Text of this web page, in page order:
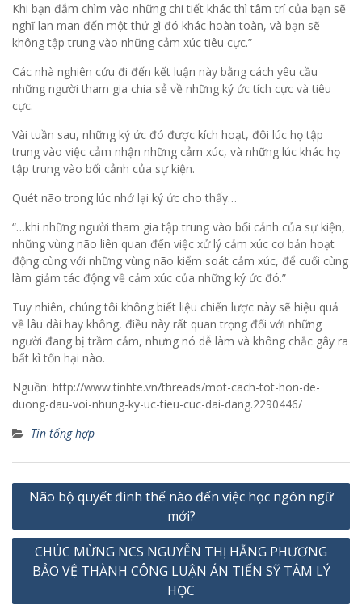
Khi bạn đắm chìm vào những chi tiết khác thì tâm trí của bạn sẽ
nghĩ lan man đến một thứ gì đó khác hoàn toàn, và bạn sẽ
không tập trung vào những cảm xúc tiêu cực.”
Các nhà nghiên cứu đi đến kết luận này bằng cách yêu cầu
những người tham gia chia sẻ về những ký ức tích cực và tiêu
cực.
Vài tuần sau, những ký ức đó được kích hoạt, đôi lúc họ tập
trung vào việc cảm nhận những cảm xúc, và những lúc khác họ
tập trung vào bối cảnh của sự kiện.
Quét não trong lúc nhớ lại ký ức cho thấy…
“…khi những người tham gia tập trung vào bối cảnh của sự kiện,
những vùng não liên quan đến việc xử lý cảm xúc cơ bản hoạt
động cùng với những vùng não kiểm soát cảm xúc, để cuối cùng
làm giảm tác động về cảm xúc của những ký ức đó.”
Tuy nhiên, chúng tôi không biết liệu chiến lược này sẽ hiệu quả
về lâu dài hay không, điều này rất quan trọng đối với những
người đang bị trầm cảm, nhưng nó dễ làm và không chắc gây ra
bất kì tổn hại nào.
Nguồn: http://www.tinhte.vn/threads/mot-cach-tot-hon-de-
duong-dau-voi-nhung-ky-uc-tieu-cuc-dai-dang.2290446/
Tin tổng hợp
Điều
bài
viết
Não bộ quyết đinh thế nào đến việc học ngôn ngữ
mới?
CHÚC MỪNG NCS NGUYỄN THỊ HẰNG PHƯƠNG
BẢO VỆ THÀNH CÔNG LUẬN ÁN TIẾN SỸ TÂM LÝ
HỌC